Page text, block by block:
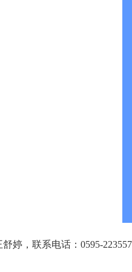
，联系电话：0595-